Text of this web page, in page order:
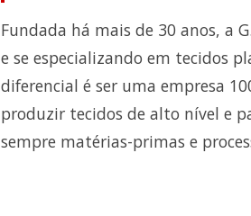
Fundada há mais de 30 anos, a
e se especializando em tecidos
diferencial é ser uma empresa
produzir tecidos de alto nível e
sempre matérias-primas e